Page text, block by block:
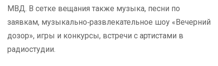
МВД. В сетке вещания также музыка, песни по
заявкам, музыкально‑развлекательное шоу «Вечерний
дозор», игры и конкурсы, встречи с артистами в
радиостудии.